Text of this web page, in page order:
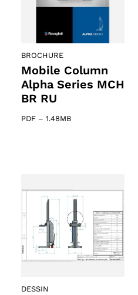
BROCHURE
Mobile Column
Alpha Series MCH
BR RU
PDF – 1.48MB
DESSIN